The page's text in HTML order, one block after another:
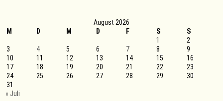
August 2026
M
D M D F S
S
1
2
3
4 5 6 7 8
9
10
11 12 13 14 15
16
17
18 19 20 21 22
23
24
25 26 27 28 29
30
31
« Juli